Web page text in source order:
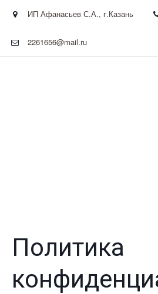
ИП Афанасьев С.А., г.Казань
2261656@mail.ru
Политика